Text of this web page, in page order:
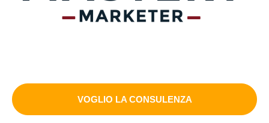
VOGLIO LA CONSULENZA